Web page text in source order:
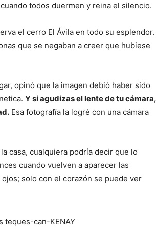
todos duermen y reina el silencio.
el cerro El Ávila en todo su esplendor.
que se negaban a creer que hubiese
opinó que la imagen debió haber sido
Y si agudizas el lente de tu cámara,
Esa fotografía la logré con una cámara
casa, cualquiera podría decir que lo
cuando vuelven a aparecer las
solo con el corazón se puede ver